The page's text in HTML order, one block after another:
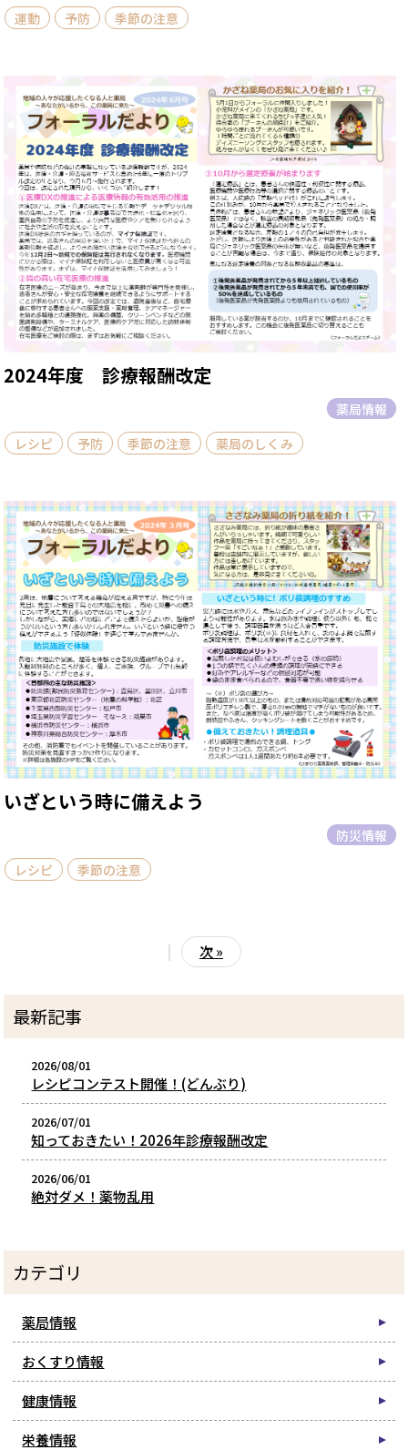
運動 予防 季節の注意
2024年度 診療報酬改定
薬局情報
レシピ
予防 季節の注意 薬局のしくみ
いざという時に備えよう
防災情報
レシピ
季節の注意
| 次 »
最新記事
2026/08/01
レシピコンテスト開催！(どんぶり)
2026/07/01
知っておきたい！2026年診療報酬改定
2026/06/01
絶対ダメ！薬物乱用
カテゴリ
薬局情報
おくすり情報
健康情報
栄養情報